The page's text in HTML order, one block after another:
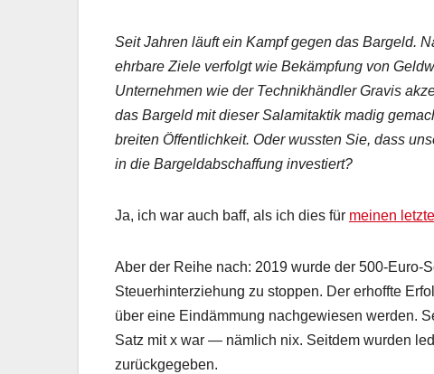
Seit Jahren läuft ein Kampf gegen das Bargeld.
ehrbare Ziele verfolgt wie Bekämpfung von
Unternehmen wie der Technikhändler Gravis
das Bargeld mit dieser Salamitaktik madig
breiten Öffentlichkeit. Oder wussten Sie, dass
in die Bargeldabschaffung investiert?
Ja, ich war auch baff, als ich dies für meinen
Aber der Reihe nach: 2019 wurde der 500-Euro-
Steuerhinterziehung zu stoppen. Der erhoffte
über eine Eindämmung nachgewiesen werden.
Satz mit x war — nämlich nix. Seitdem wurden
zurückgegeben.